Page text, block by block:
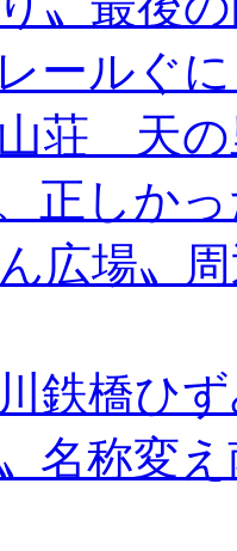
ールぐ
荘 天の
正しか
ん広場〟
鉄橋ひ
〟名称変